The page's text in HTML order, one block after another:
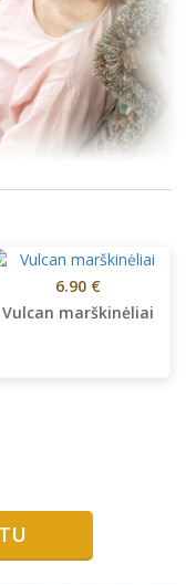
6.90 €
Vulcan marškinėliai